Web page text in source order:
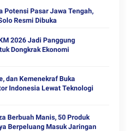
Potensi Pasar Jawa Tengah,
Resmi Dibuka
2026 Jadi Panggung
Dongkrak Ekonomi
dan Kemenekraf Buka
Indonesia Lewat Teknologi
Berbuah Manis, 50 Produk
Berpeluang Masuk Jaringan